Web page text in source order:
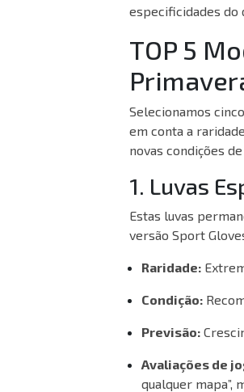
especificidades do
TOP 5
Selecionamos
em conta a
novas condições de
1. Luvas
Estas luvas
versão Sport
Raridade:
Condição:
Previsão:
Avaliações de
qualquer mapa”,